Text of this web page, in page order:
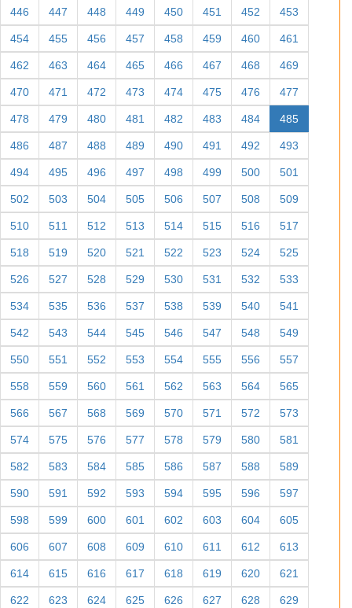
446 447 448 449 450 451 452 453
454 455 456 457 458 459 460 461
462 463 464 465 466 467 468 469
470 471 472 473 474 475 476 477
478 479 480 481 482 483 484 485
486 487 488 489 490 491 492 493
494 495 496 497 498 499 500 501
502 503 504 505 506 507 508 509
510 511 512 513 514 515 516 517
518 519 520 521 522 523 524 525
526 527 528 529 530 531 532 533
534 535 536 537 538 539 540 541
542 543 544 545 546 547 548 549
550 551 552 553 554 555 556 557
558 559 560 561 562 563 564 565
566 567 568 569 570 571 572 573
574 575 576 577 578 579 580 581
582 583 584 585 586 587 588 589
590 591 592 593 594 595 596 597
598 599 600 601 602 603 604 605
606 607 608 609 610 611 612 613
614 615 616 617 618 619 620 621
622 623 624 625 626 627 628 629